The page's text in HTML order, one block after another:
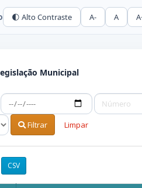
🌓 Alto Contraste A- A
Municipal
Filtrar Limpar
CSV